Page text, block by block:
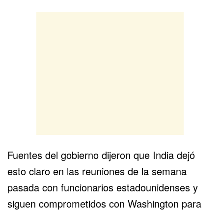
Fuentes del gobierno dijeron que India dejó
esto claro en las reuniones de la semana
pasada con funcionarios estadounidenses y
siguen comprometidos con Washington para